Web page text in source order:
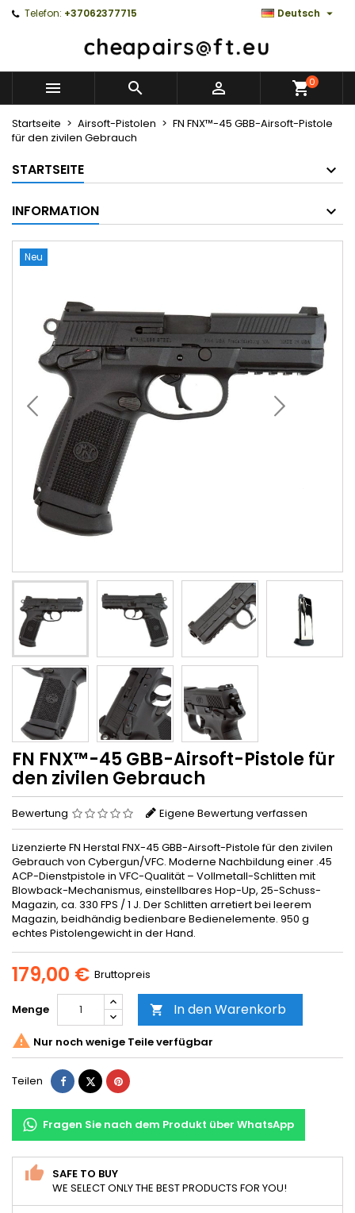
Telefon: +37062377715 Deutsch 
   0
Startseite Airsoft-Pistolen
FN FNX™-45 GBB-Airsoft-Pistole
für den zivilen Gebrauch
STARTSEITE
INFORMATION
Neu
FN FNX™-45 GBB-Airsoft-Pistole für
den zivilen Gebrauch
Bewertung Eigene Bewertung verfassen
Lizenzierte FN Herstal FNX-45 GBB-Airsoft-Pistole für den zivilen
Gebrauch von Cybergun/VFC. Moderne Nachbildung einer .45
ACP-Dienstpistole in VFC-Qualität – Vollmetall-Schlitten mit
Blowback-Mechanismus, einstellbares Hop-Up, 25-Schuss-
Magazin, ca. 330 FPS / 1 J. Der Schlitten arretiert bei leerem
Magazin, beidhändig bedienbare Bedienelemente. 950 g
echtes Pistolengewicht in der Hand.
179,00 € Bruttopreis
Menge  In den Warenkorb
 Nur noch wenige Teile verfügbar
Teilen TeilenTweetPinterest
Fragen Sie nach dem Produkt über WhatsApp
SAFE TO BUY
WE SELECT ONLY THE BEST PRODUCTS FOR YOU!